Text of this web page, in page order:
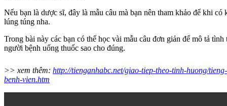
Nếu bạn là dược sĩ, đây là mẫu câu mà bạn nên tham khảo để khi
lúng túng nha.
Trong bài này các bạn có thể học vài mẫu câu đơn giản để mô tả
người bệnh uống thuốc sao cho đúng.
>> xem thêm: http://tienganhabc.net/giao-tiep-theo-tinh-huong/
benh-vien.htm